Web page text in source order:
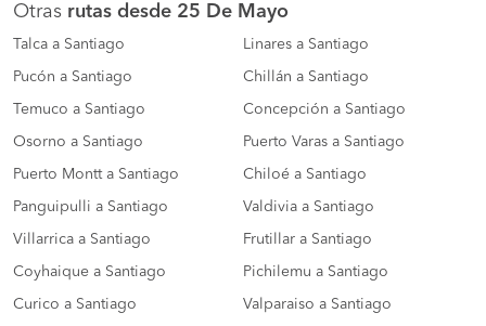
Otras rutas desde 25 De Mayo
Talca a Santiago Linares a Santiago
Pucón a Santiago Chillán a Santiago
Temuco a Santiago Concepción a Santiago
Osorno a Santiago Puerto Varas a Santiago
Puerto Montt a Santiago Chiloé a Santiago
Panguipulli a Santiago Valdivia a Santiago
Villarrica a Santiago Frutillar a Santiago
Coyhaique a Santiago Pichilemu a Santiago
Curico a Santiago Valparaiso a Santiago